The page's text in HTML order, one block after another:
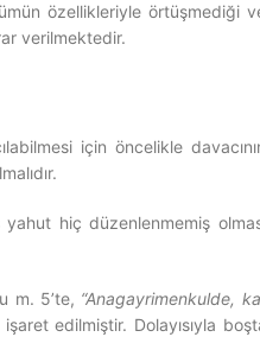
özellikleriyle örtüşmediği
verilmektedir.
için öncelikle
yahut hiç düzenlenmemiş
m. 5’te, “Anagayrimenkulde,
edilmiştir. Dolayısıyla